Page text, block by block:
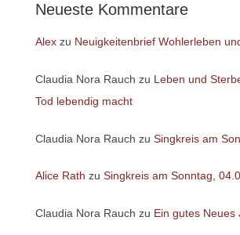
Neueste Kommentare
Alexzu Neuigkeitenbrief Wohlerleben
Claudia Nora Rauch zu Leben und
Tod lebendig macht
Claudia Nora Rauch zu Singkreis am
Alice Rath zu Singkreis am Sonntag,
Claudia Nora Rauch zu Ein gutes Neues